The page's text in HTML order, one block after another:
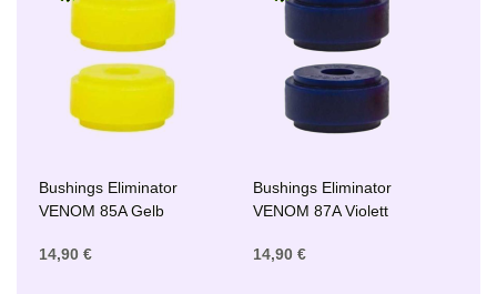
Bushings Eliminator
VENOM 85A Gelb
14,90 €
Bushings Eliminator
VENOM 87A Violett
14,90 €